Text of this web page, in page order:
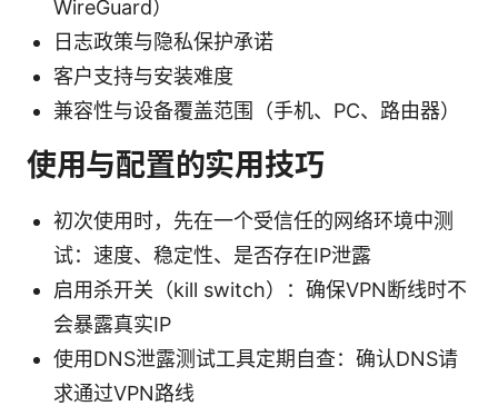
WireGuard）
日志政策与隐私保护承诺
客户支持与安装难度
兼容性与设备覆盖范围（手机、PC、路由器）
使用与配置的实用技巧
初次使用时，先在一个受信任的网络环境中测
试：速度、稳定性、是否存在IP泄露
启用杀开关（kill switch）：确保VPN断线时不
会暴露真实IP
使用DNS泄露测试工具定期自查：确认DNS请
求通过VPN路线